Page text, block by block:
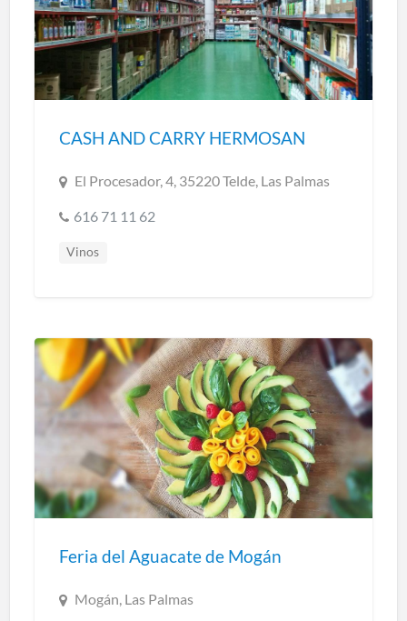
CASH AND CARRY HERMOSAN
El Procesador, 4, 35220 Telde, Las Palmas
616 71 11 62
Vinos
Feria del Aguacate de Mogán
Mogán, Las Palmas